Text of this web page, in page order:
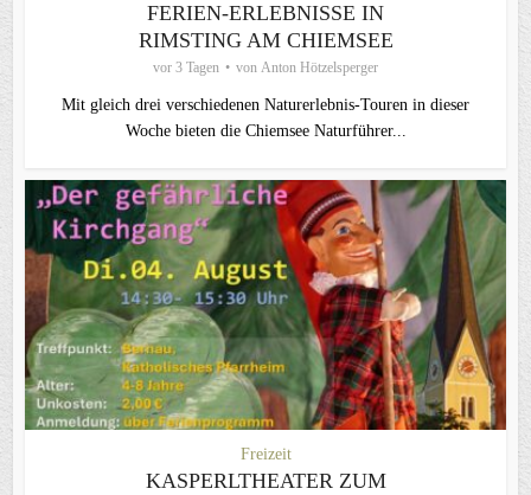
FERIEN-ERLEBNISSE IN
RIMSTING AM CHIEMSEE
vor 3 Tagen von Anton Hötzelsperger
Mit gleich drei verschiedenen Naturerlebnis-Touren in dieser
Woche bieten die Chiemsee Naturführer...
Freizeit
KASPERLTHEATER ZUM